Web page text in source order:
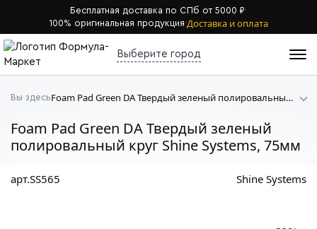
Бесплатная доставка по СПб от 5000 ₽·
100% оригинальная продукция·Доставка и оплата
Выберите город
Вы здесь Foam Pad Green DA Твердый зеленый полировальный круг Shine Systems
Foam Pad Green DA Твердый зеленый
полировальный круг Shine Systems, 75мм
арт.SS565 Shine Systems